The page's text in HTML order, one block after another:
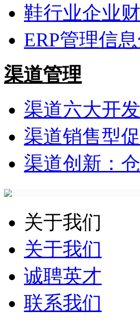
鞋行业企业
ERP管理信
渠道管理
渠道六大开
渠道销售型
渠道创新：
关于我们
关于我们
诚聘英才
联系我们